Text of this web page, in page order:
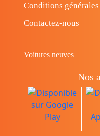
Conditions
Contactez-nous
Voitures neuves
Nos